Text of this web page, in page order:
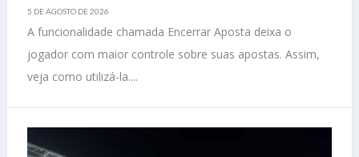
5 DE AGOSTO DE 2026
A funcionalidade chamada Encerrar Aposta deixa o
jogador com maior controle sobre suas apostas. Assim,
veja como utilizá-la....